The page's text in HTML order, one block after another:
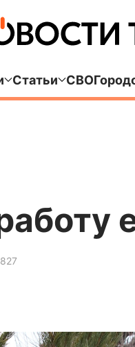
Статьи СВО
827